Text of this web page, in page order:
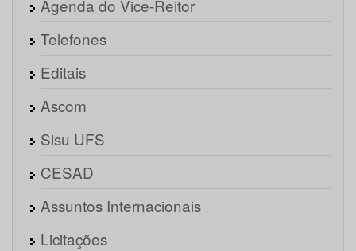
Agenda do Vice-Reitor
Telefones
Editais
Ascom
Sisu UFS
CESAD
Assuntos Internacionais
Licitações